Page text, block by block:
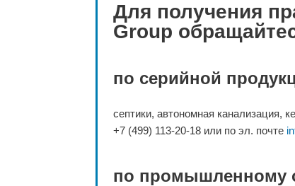
Для получения
Group
по серийной
септики, автономная канализация,
+7 (499) 113-20-18 или по эл. почте
по промышленному